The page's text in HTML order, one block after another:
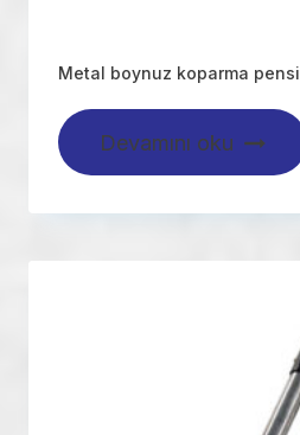
Metal boynuz koparma pensi
Devamını oku